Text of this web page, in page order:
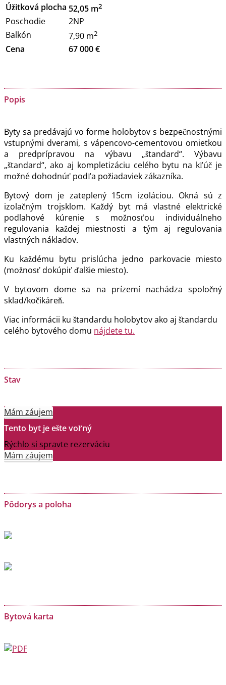
Úžitková plocha 52,05 m2
Poschodie
2NP
Balkón
7,90 m2
Cena 67 000 €
Popis
Byty sa predávajú vo forme holobytov s bezpečnostnými
vstupnými dverami, s vápencovo-cementovou omietkou
a predprípravou na výbavu „štandard“. Výbavu
„štandard“, ako aj kompletizáciu celého bytu na kľúč je
možné dohodnúť podľa požiadaviek zákazníka.
Bytový dom je zateplený 15cm izoláciou. Okná sú z
izolačným trojsklom. Každý byt má vlastné elektrické
podlahové kúrenie s možnosťou individuálneho
regulovania každej miestnosti a tým aj regulovania
vlastných nákladov.
Ku každému bytu prislúcha jedno parkovacie miesto
(možnosť dokúpiť ďalšie miesto).
V bytovom dome sa na prízemí nachádza spoločný
sklad/kočikáreň.
Viac informácii ku štandardu holobytov ako aj štandardu
celého bytového domu nájdete tu.
Stav
Mám záujem
Tento byt je ešte voľný
Rýchlo si spravte rezerváciu
Mám záujem
Pôdorys a poloha
Bytová karta